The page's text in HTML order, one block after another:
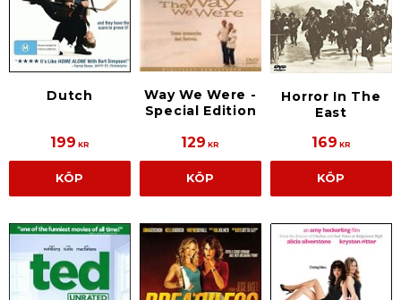
Dutch
199 KR
KÖP
Way We Were -
Special Edition
129 KR
KÖP
Horror In The
East
169 KR
KÖP